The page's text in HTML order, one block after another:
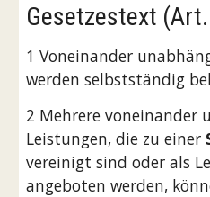
Gesetzestext
1 Voneinander
werden selbstständig
2 Mehrere voneinander
Leistungen, die zu einer
vereinigt sind oder als
angeboten werden,